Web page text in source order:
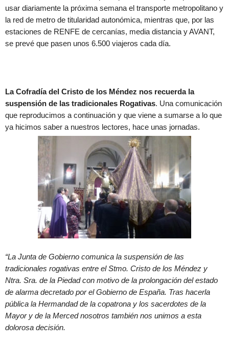
usar diariamente la próxima semana el transporte metropolitano y
la red de metro de titularidad autonómica, mientras que, por las
estaciones de RENFE de cercanías, media distancia y AVANT,
se prevé que pasen unos 6.500 viajeros cada día.
La Cofradía del Cristo de los Méndez nos recuerda la
suspensión de las tradicionales Rogativas. Una comunicación
que reproducimos a continuación y que viene a sumarse a lo que
ya hicimos saber a nuestros lectores, hace unas jornadas.
“La Junta de Gobierno comunica la suspensión de las
tradicionales rogativas entre el Stmo. Cristo de los Méndez y
Ntra. Sra. de la Piedad con motivo de la prolongación del estado
de alarma decretado por el Gobierno de España. Tras hacerla
pública la Hermandad de la copatrona y los sacerdotes de la
Mayor y de la Merced nosotros también nos unimos a esta
dolorosa decisión.